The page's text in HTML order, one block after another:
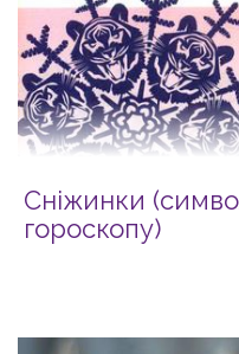
Сніжинки
гороскопу)